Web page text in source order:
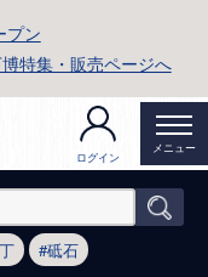
プン
特集・販売ページへ
ログイン
メニュー
砥石